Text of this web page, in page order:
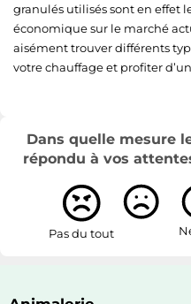
granulés utilisés sont en effet
économique sur le marché
aisément trouver différents
votre chauffage et profiter
Dans quelle mesure
répondu à vos
Pas du tout